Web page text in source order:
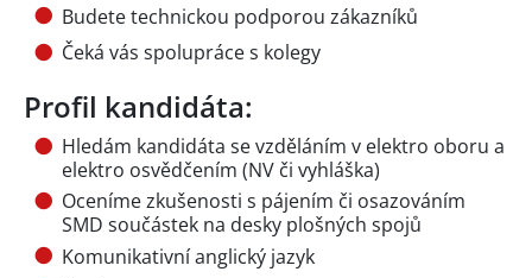
Budete technickou podporou zákazníků
Čeká vás spolupráce s kolegy
Profil kandidáta:
Hledám kandidáta se vzděláním v elektro oboru a
elektro osvědčením (NV či vyhláška)
Oceníme zkušenosti s pájením či osazováním
SMD součástek na desky plošných spojů
Komunikativní anglický jazyk